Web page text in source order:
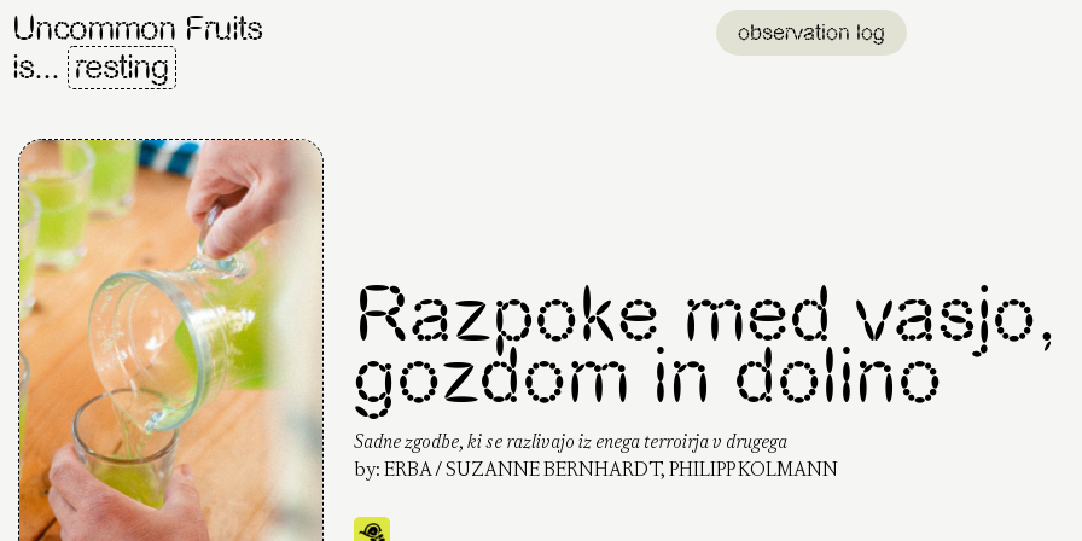
Uncommon Fruits
is... resting
observation log
Razpoke med vasjo,
gozdom in dolino
Sadne zgodbe, ki se razlivajo iz enega terroirja v drugega
by:ERBA / SUZANNE BERNHARDT, PHILIPP KOLMANN